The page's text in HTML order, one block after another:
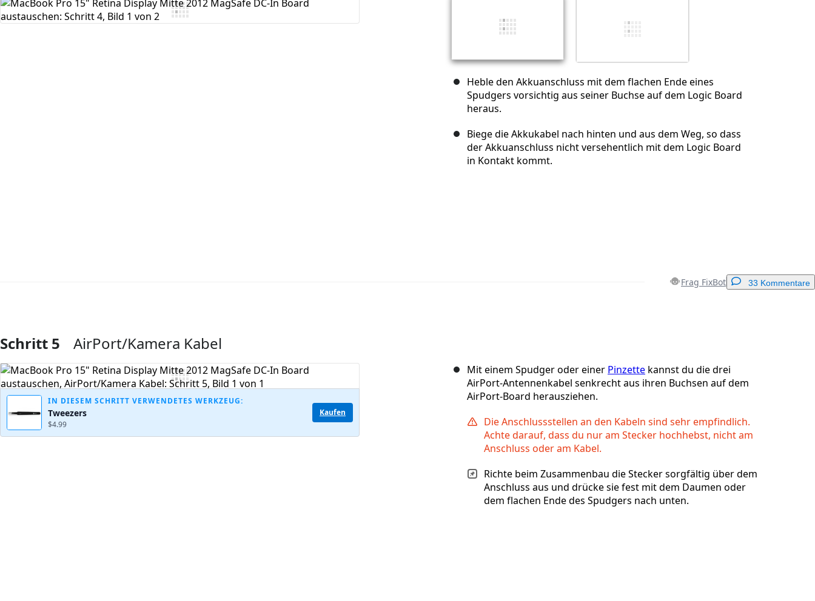
Heble den Akkuanschluss mit dem flachen Ende eines
Spudgers vorsichtig aus seiner Buchse auf dem Logic Board
heraus.
Biege die Akkukabel nach hinten und aus dem Weg, so dass
der Akkuanschluss nicht versehentlich mit dem Logic Board
in Kontakt kommt.
Frag FixBot 33 Kommentare
Kommentar hinzufügen
Schritt 5 AirPort/Kamera Kabel
IN DIESEM SCHRITT VERWENDETES WERKZEUG:
Tweezers
$4.99
Kaufen
Mit einem Spudger oder einer Pinzette kannst du die drei
AirPort-Antennenkabel senkrecht aus ihren Buchsen auf dem
AirPort-Board herausziehen.
Die Anschlussstellen an den Kabeln sind sehr empfindlich.
Achte darauf, dass du nur am Stecker hochhebst, nicht am
Anschluss oder am Kabel.
Richte beim Zusammenbau die Stecker sorgfältig über dem
Anschluss aus und drücke sie fest mit dem Daumen oder
dem flachen Ende des Spudgers nach unten.